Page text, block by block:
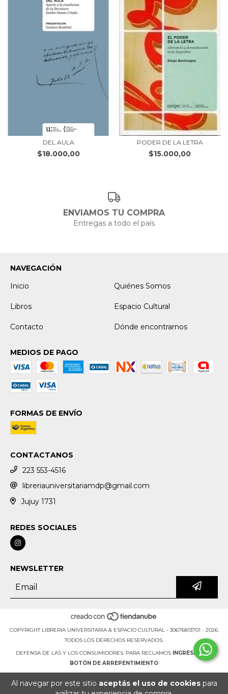
Al navegar por este sitio aceptás el uso de cookiespara
DEL AULA
$18.000,00
PODER DE LA LETRA
$15.000,00
ENVIAMOS TU COMPRA
Entregas a todo el país
NAVEGACIÓN
Inicio
Quiénes Somos
Libros Espacio Cultural
Contacto Dónde encontrarnos
MEDIOS DE PAGO
FORMAS DE ENVÍO
CONTACTANOS
223 553-4516
libreriauniversitariamdp@gmail.com
Jujuy 1731
REDES SOCIALES
NEWSLETTER
COPYRIGHT LIBRERIA UNIVERSITARIA & ESPACIO CULTURAL - 30676813701 - 2026.
TODOS LOS DERECHOS RESERVADOS.
DEFENSA DE LAS Y LOS CONSUMIDORES. PARA RECLAMOS INGRESÁ ACÁ.
BOTÓN DE ARREPENTIMIENTO